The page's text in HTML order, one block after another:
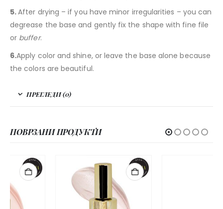
5.After drying – if you have minor irregularities – you can
degrease the base and gently fix the shape with fine file
or buffer.
6.Apply color and shine, or leave the base alone because
the colors are beautiful.
ПРЕГЛЕДИ (0)
ПОВРЗАНИ ПРОДУКТИ